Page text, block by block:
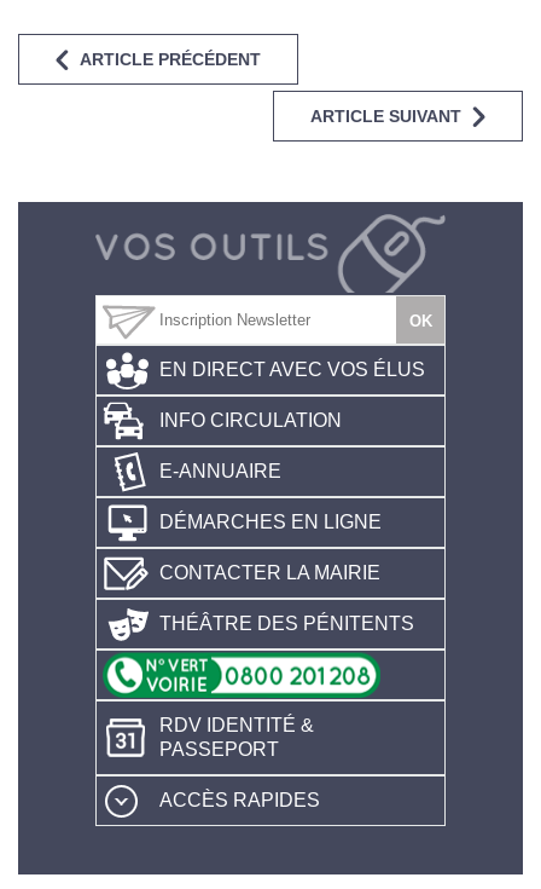
ARTICLE PRÉCÉDENT
ARTICLE SUIVANT
EN DIRECT AVEC VOS ÉLUS
INFO CIRCULATION
E-ANNUAIRE
DÉMARCHES EN LIGNE
CONTACTER LA MAIRIE
THÉÂTRE DES PÉNITENTS
RDV IDENTITÉ &
PASSEPORT
ACCÈS RAPIDES